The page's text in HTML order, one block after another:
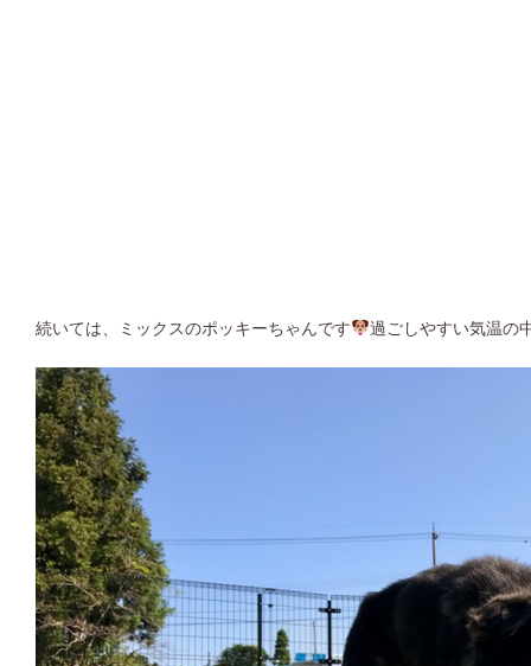
続いては、ミックスのポッキーちゃんです 過ごしやすい気温の